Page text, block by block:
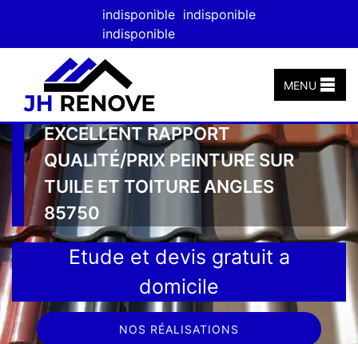
indisponible indisponible
indisponible
MENU
EXCELLENT RAPPORT
QUALITÉ/PRIX PEINTURE SUR
TUILE ET TOITURE ANGLES
85750
Etude et devis gratuit a
domicile
NOS RÉALISATIONS